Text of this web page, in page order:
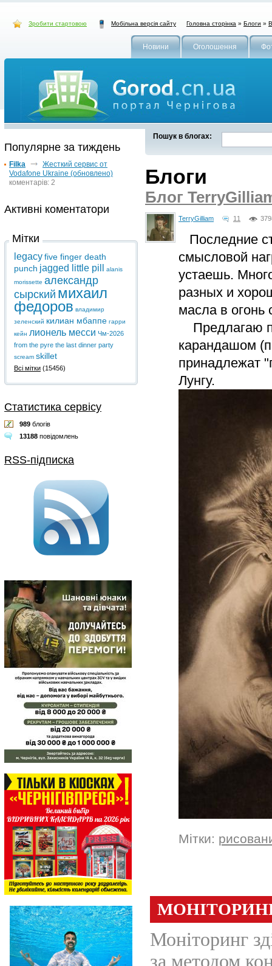
Зробити стартовою Мобільна версія сайту Головна сторінка » Блоги »
Новини Оголошення
Пошук в блогах:
Блоги
Блог
TerryGilliam 11
Последние
смысловой
устаешь.
разных и
масла в огонь
Предлагаю
карандашом
принадлежат
Лунгу.
Мітки:
Популярне за тиждень
Filka
Жесткий сервис от
Vodafone Ukraine (обновлено)
коментарів: 2
Активні коментатори
Мітки
legacyfive finger death
punch jagged little pill
alanis
morissette александр
сырский михаил
федоров владимир
зеленский килиан мбаппе гарри
кейн лионель месси Чм-2026
from the pyre the last dinner party
scream skillet
Всі мітки (15456)
Статистика сервісу
989 блогів
13188 повідомлень
RSS-підписка